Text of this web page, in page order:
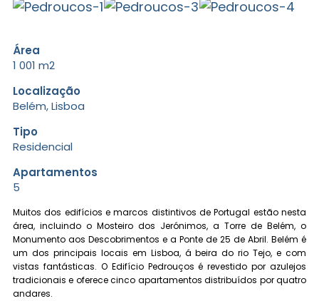
Área
1 001 m2
Localização
Belém, Lisboa
Tipo
Residencial
Apartamentos
5
Muitos dos edifícios e marcos distintivos de Portugal estão nesta
área, incluindo o Mosteiro dos Jerónimos, a Torre de Belém, o
Monumento aos Descobrimentos e a Ponte de 25 de Abril. Belém é
um dos principais locais em Lisboa, á beira do rio Tejo, e com
vistas fantásticas. O Edifício Pedrouços é revestido por azulejos
tradicionais e oferece cinco apartamentos distribuídos por quatro
andares.